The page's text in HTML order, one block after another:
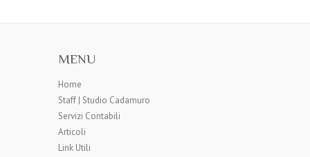
MENU
Home
Staff | Studio Cadamuro
Servizi Contabili
Articoli
Link Utili